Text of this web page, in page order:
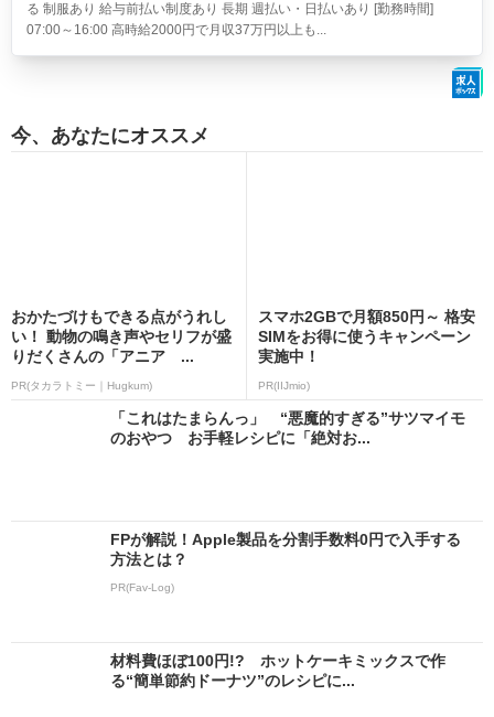
る 制服あり 給与前払い制度あり 長期 週払い・日払いあり [勤務時間]
07:00～16:00 高時給2000円で月収37万円以上も...
今、あなたにオススメ
おかたづけもできる点がうれし
い！ 動物の鳴き声やセリフが盛
りだくさんの「アニア ...
PR(タカラトミー｜Hugkum)
スマホ2GBで月額850円～ 格安
SIMをお得に使うキャンペーン
実施中！
PR(IIJmio)
「これはたまらんっ」 “悪魔的すぎる”サツマイモ
のおやつ お手軽レシピに「絶対お...
FPが解説！Apple製品を分割手数料0円で入手する
方法とは？
PR(Fav-Log)
材料費ほぼ100円!? ホットケーキミックスで作
る“簡単節約ドーナツ”のレシピに...